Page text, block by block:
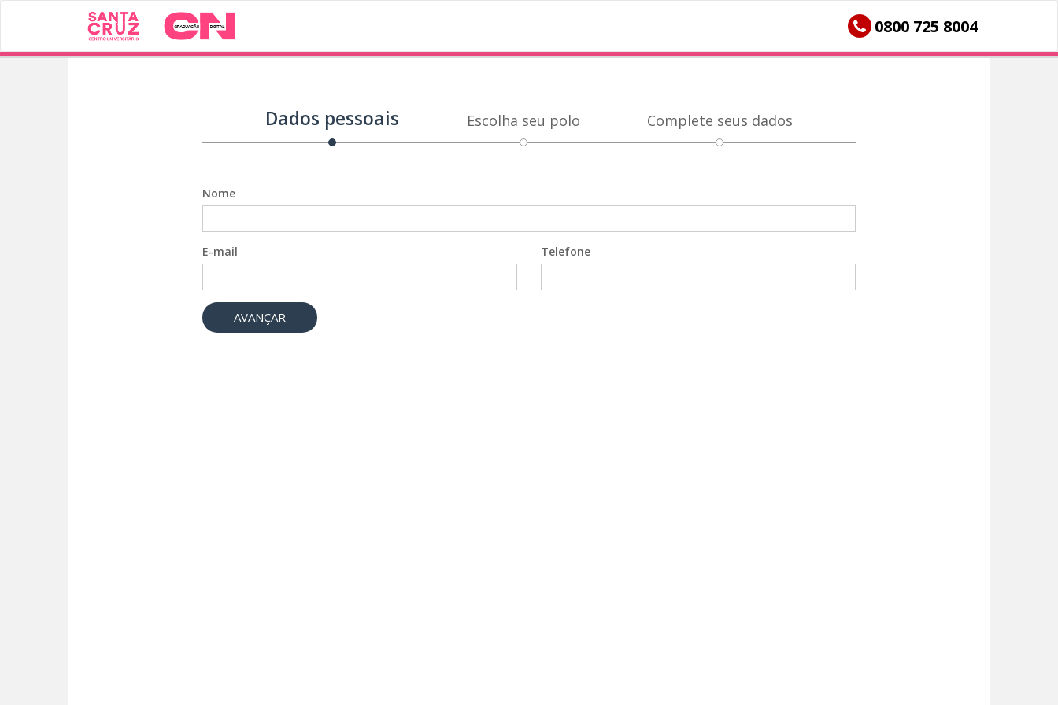
0800 725 8004
Dados pessoais Escolha seu polo Complete seus dados
Nome
E-mail Telefone
AVANÇAR